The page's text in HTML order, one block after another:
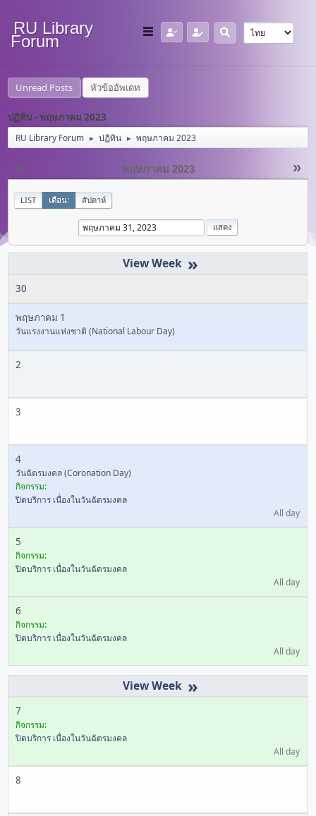
RU Library
Forum
Unread Posts หัวข้ออัพเดท
ปฏิทิน - พฤษภาคม 2023
RU Library Forum ► ปฏิทิน ► พฤษภาคม 2023
« »
พฤษภาคม 2023
LIST เดือน: สัปดาห์
»
30
พฤษภาคม 1
วันแรงงานแห่งชาติ (National Labour Day)
2
3
4
วันฉัตรมงคล (Coronation Day)
กิจกรรม:
ปิดบริการ เนื่องในวันฉัตรมงคล
All day
5
กิจกรรม:
ปิดบริการ เนื่องในวันฉัตรมงคล
All day
6
กิจกรรม:
ปิดบริการ เนื่องในวันฉัตรมงคล
All day
»
7
กิจกรรม:
ปิดบริการ เนื่องในวันฉัตรมงคล
All day
8